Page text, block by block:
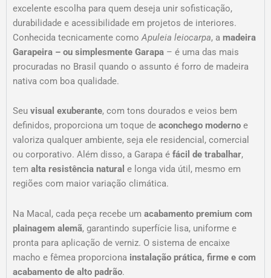
excelente escolha para quem deseja unir sofisticação,
durabilidade e acessibilidade em projetos de interiores.
Conhecida tecnicamente comoApuleia leiocarpa, a madeira
Garapeira – ou simplesmente Garapa – é uma das mais
procuradas no Brasil quando o assunto é forro de madeira
nativa com boa qualidade.
Seu visual exuberante, com tons dourados e veios bem
definidos, proporciona um toque de aconchego moderno e
valoriza qualquer ambiente, seja ele residencial, comercial
ou corporativo. Além disso, a Garapa é fácil de trabalhar,
tem alta resistência natural e longa vida útil, mesmo em
regiões com maior variação climática.
Na Macal, cada peça recebe um acabamento premium com
plainagem alemã, garantindo superfície lisa, uniforme e
pronta para aplicação de verniz. O sistema de encaixe
macho e fêmea proporciona instalação prática, firme e com
acabamento de alto padrão.